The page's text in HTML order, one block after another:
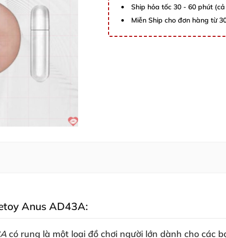
Ship hỏa tốc 30 - 60 phút (cả
Miễn Ship cho đơn hàng từ
Anus AD43A:
có rung là một loại đồ chơi người lớn dành cho các